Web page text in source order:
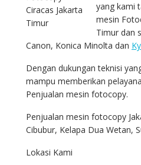
yang kami
mesin
Timur dan
Canon, Konica Minolta dan
Dengan dukungan teknisi
mampu memberikan
Penjualan mesin fotocopy.
Penjualan mesin fotocopy
Cibubur, Kelapa Dua Wetan,
Lokasi Kami